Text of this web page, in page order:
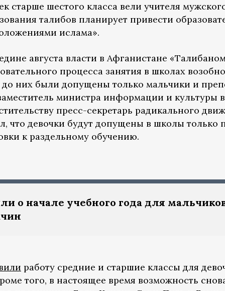
старше шестого класса вели учителя
талибов планирует привести
ислама».
августа власти в Афганистане
процесса занятия в школах
до них были допущены только мальчики и
министра информации и культуры в
пресс-секретарь радикального
что девочки будут допущены в школы только
к раздельному обучению.
о начале учебного года для
работу средние и старшие классы для
того, в настоящее время возможность